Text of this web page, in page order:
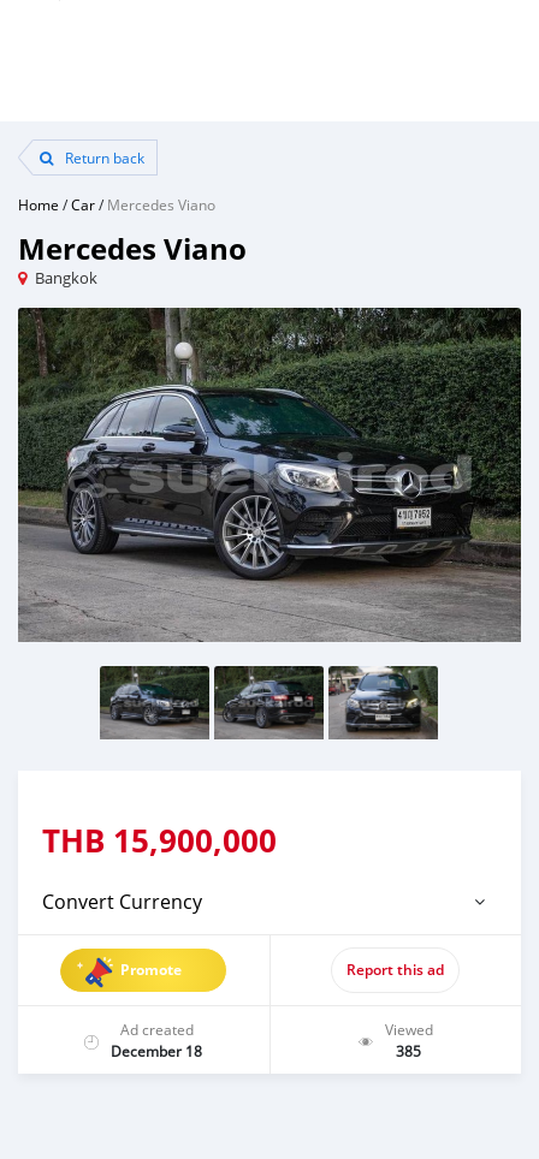
Return back
Home /Car/Mercedes Viano
Mercedes Viano
Bangkok
THB 15,900,000
Convert Currency
Promote Report this ad
Ad created
December 18
Viewed
385